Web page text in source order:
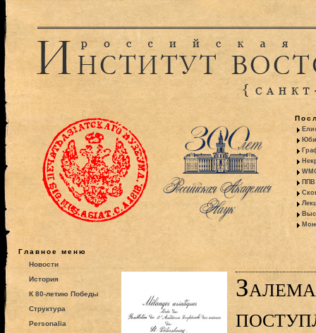
ППВ
Главное меню
Новости
История
К 80-летию Победы
Структура
Personalia